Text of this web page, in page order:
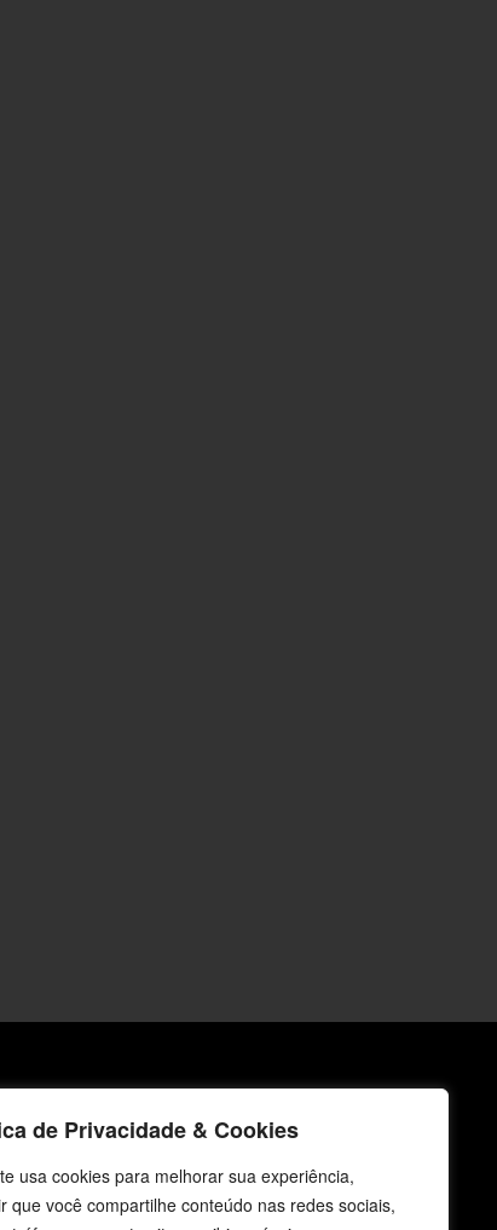
de Privacidade & Cookies
usa cookies para melhorar sua experiência,
que você compartilhe conteúdo nas redes sociais,
vendas@cebi.org.br
comunicacao@cebi.org.br